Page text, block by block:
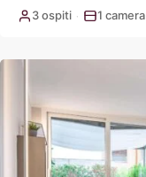
3 ospiti · 1 camera
Popolo,